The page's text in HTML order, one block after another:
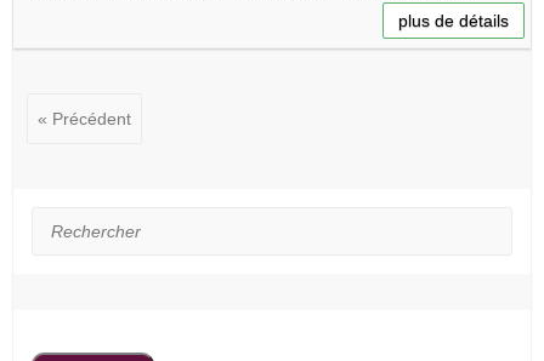
plus de détails
« Précédent
Rechercher